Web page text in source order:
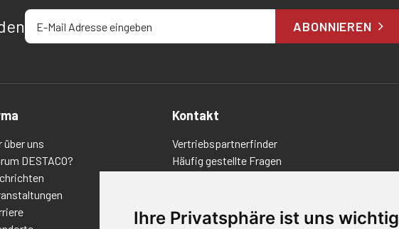
Ihre Privatsphäre ist uns wichtig
E-Mail-Adresse eingeben
ABONNIEREN
über uns
DESTACO?
Kontakt
Vertriebspartnerfinder
Häufig gestellte Fragen
Richtlinien/AGBs